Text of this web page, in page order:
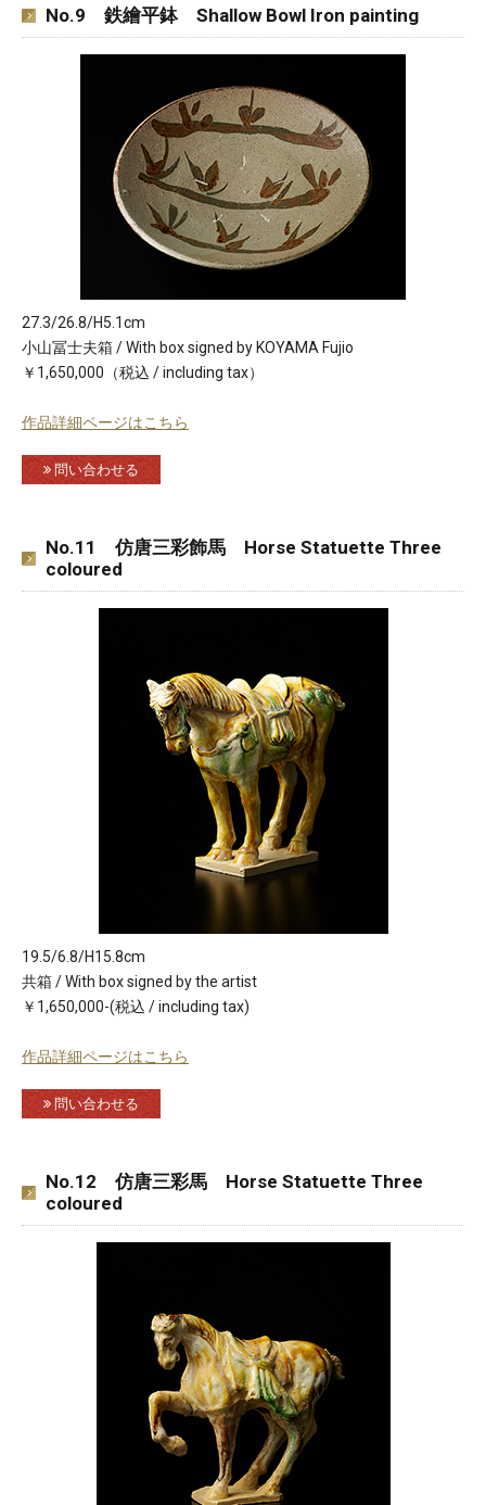
No.9 鉄繪平鉢 Shallow Bowl Iron painting
27.3/26.8/H5.1cm
小山冨士夫箱 / With box signed by KOYAMA Fujio
￥1,650,000（税込 / including tax）
作品詳細ページはこちら
問い合わせる
No.11 仿唐三彩飾馬 Horse Statuette Three
coloured
19.5/6.8/H15.8cm
共箱 / With box signed by the artist
￥1,650,000-(税込 / including tax)
作品詳細ページはこちら
問い合わせる
No.12 仿唐三彩馬 Horse Statuette Three
coloured